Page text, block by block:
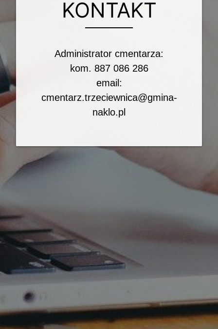
KONTAKT
Administrator cmentarza:
kom. 887 086 286
email:
cmentarz.trzeciewnica@gmina-
naklo.pl